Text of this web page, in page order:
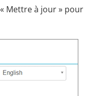
Mettre à jour » pour